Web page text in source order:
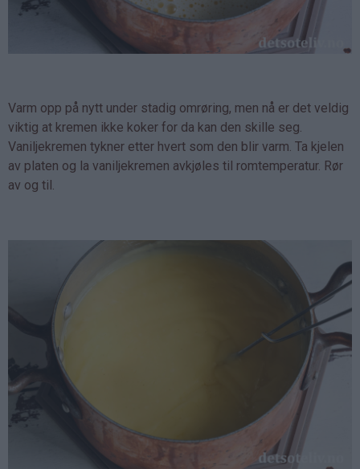
Varm opp på nytt under stadig omrøring, men nå er det veldig
viktig at kremen ikke koker for da kan den skille seg.
Vaniljekremen tykner etter hvert som den blir varm. Ta kjelen
av platen og la vaniljekremen avkjøles til romtemperatur. Rør
av og til.